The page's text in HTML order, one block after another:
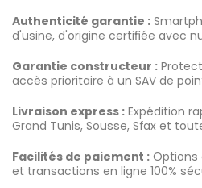
Authenticité garantie :
d'usine, d'origine certifiée avec
Garantie constructeur :
accès prioritaire à un SAV de
Livraison express : Expédition
Grand Tunis, Sousse, Sfax et
Facilités de paiement : Options
et transactions en ligne 100%